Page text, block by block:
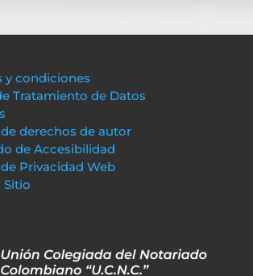
y condiciones
Tratamiento de Datos
de derechos de autor
de Accesibilidad
Privacidad Web
Sitio